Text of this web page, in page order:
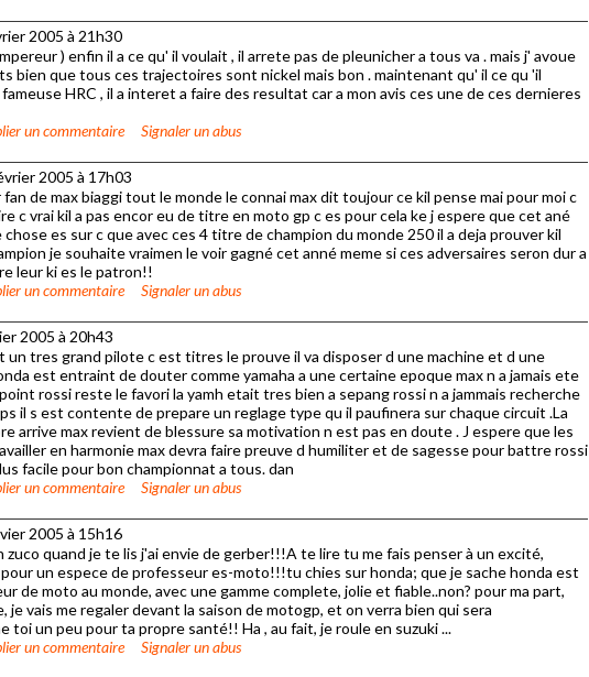
2005 à 21h30
) enfin il a ce qu' il voulait , il arrete pas de pleunicher a tous va . mais j' avoue
bien que tous ces trajectoires sont nickel mais bon . maintenant qu' il ce qu 'il
HRC , il a interet a faire des resultat car a mon avis ces une de ces dernieres
un commentaire Signaler un abus
2005 à 17h03
de max biaggi tout le monde le connai max dit toujour ce kil pense mai pour moi c
c vrai kil a pas encor eu de titre en moto gp c es pour cela ke j espere que cet ané
chose es sur c que avec ces 4 titre de champion du monde 250 il a deja prouver kil
je souhaite vraimen le voir gagné cet anné meme si ces adversaires seron dur a
leur ki es le patron!!
un commentaire Signaler un abus
2005 à 20h43
un tres grand pilote c est titres le prouve il va disposer d une machine et d une
est entraint de douter comme yamaha a une certaine epoque max n a jamais ete
rossi reste le favori la yamh etait tres bien a sepang rossi n a jammais recherche
il s est contente de prepare un reglage type qu il paufinera sur chaque circuit .La
arrive max revient de blessure sa motivation n est pas en doute . J espere que les
en harmonie max devra faire preuve d humiliter et de sagesse pour battre rossi
facile pour bon championnat a tous. dan
un commentaire Signaler un abus
2005 à 15h16
zuco quand je te lis j'ai envie de gerber!!!A te lire tu me fais penser à un excité,
un espece de professeur es-moto!!!tu chies sur honda; que je sache honda est
de moto au monde, avec une gamme complete, jolie et fiable..non? pour ma part,
je vais me regaler devant la saison de motogp, et on verra bien qui sera
toi un peu pour ta propre santé!! Ha , au fait, je roule en suzuki ...
un commentaire Signaler un abus